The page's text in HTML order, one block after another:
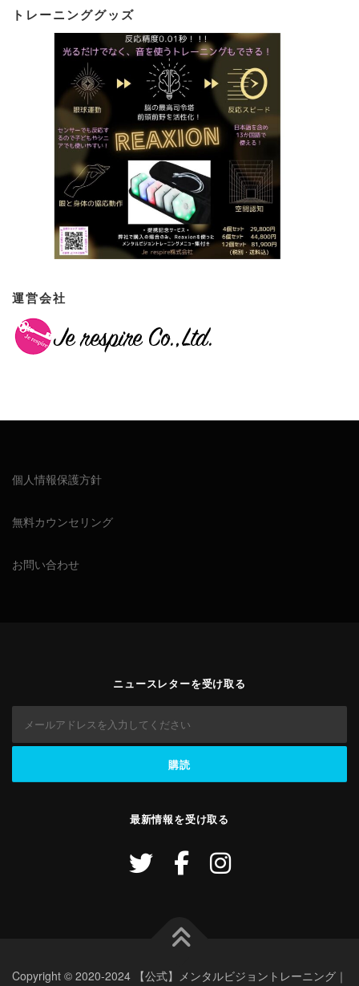
トレーニンググッズ
運営会社
個人情報保護方針
無料カウンセリング
お問い合わせ
ニュースレターを受け取る
最新情報を受け取る
Copyright © 2020-2024 【公式】メンタルビジョントレーニング｜